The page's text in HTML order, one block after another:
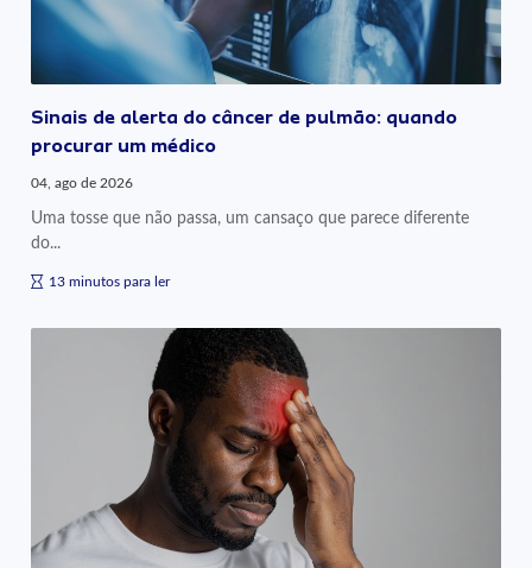
Sinais de alerta do câncer de pulmão: quando
procurar um médico
04, ago de 2026
Uma tosse que não passa, um cansaço que parece diferente
do...
13 minutos para ler